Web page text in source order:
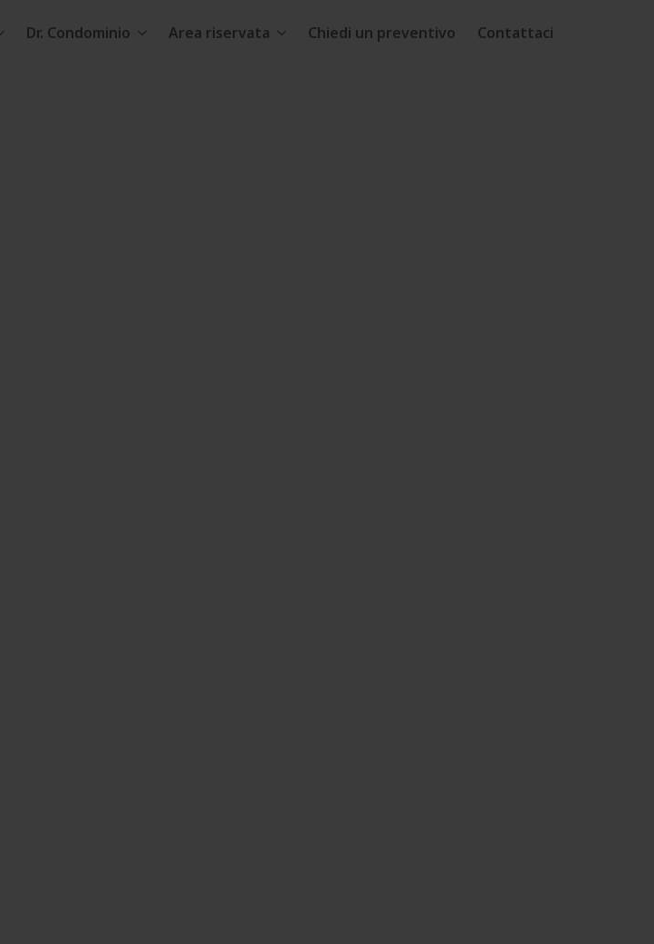
Dr. Condominio Area riservata Chiedi un preventivo Contattaci